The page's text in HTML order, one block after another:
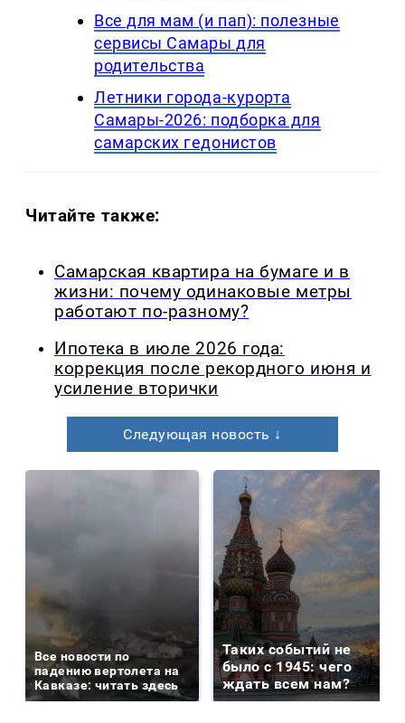
Все для мам (и пап): полезные
сервисы Самары для
родительства
Летники города-курорта
Самары-2026: подборка для
самарских гедонистов
Читайте также:
Самарская квартира на бумаге и в
жизни: почему одинаковые метры
работают по-разному?
Ипотека в июле 2026 года:
коррекция после рекордного июня и
усиление вторички
Следующая новость ↓
Все новости по
падению вертолета на
Кавказе: читать здесь
Таких событий не
было с 1945: чего
ждать всем нам?